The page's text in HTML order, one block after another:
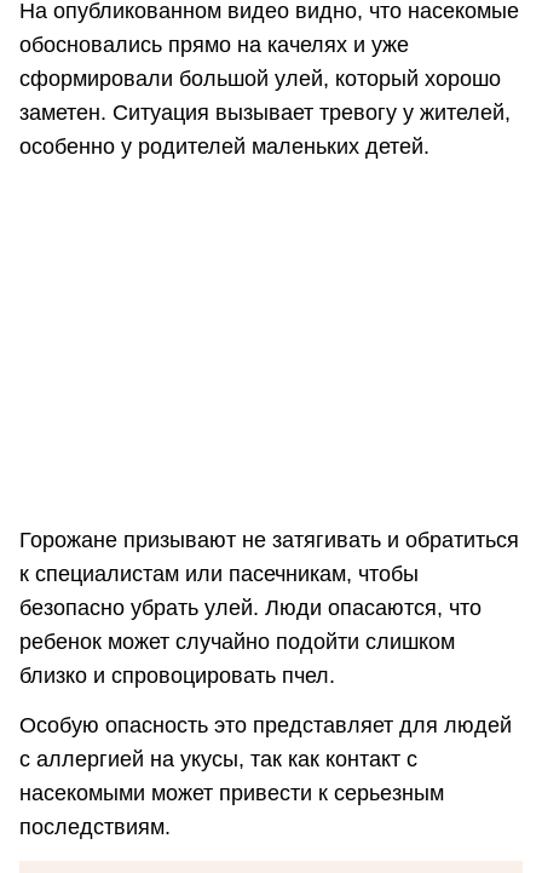
На опубликованном видео видно, что насекомые
обосновались прямо на качелях и уже
сформировали большой улей, который хорошо
заметен. Ситуация вызывает тревогу у жителей,
особенно у родителей маленьких детей.
Горожане призывают не затягивать и обратиться
к специалистам или пасечникам, чтобы
безопасно убрать улей. Люди опасаются, что
ребенок может случайно подойти слишком
близко и спровоцировать пчел.
Особую опасность это представляет для людей
с аллергией на укусы, так как контакт с
насекомыми может привести к серьезным
последствиям.